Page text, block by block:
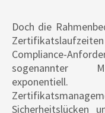
Doch die
Compliance-
sogenannter
Sicherheitslücken